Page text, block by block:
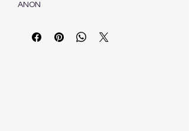
ANON